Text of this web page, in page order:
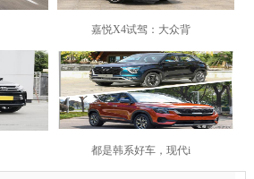
嘉悦X4试驾：大众背
都是韩系好车，现代i